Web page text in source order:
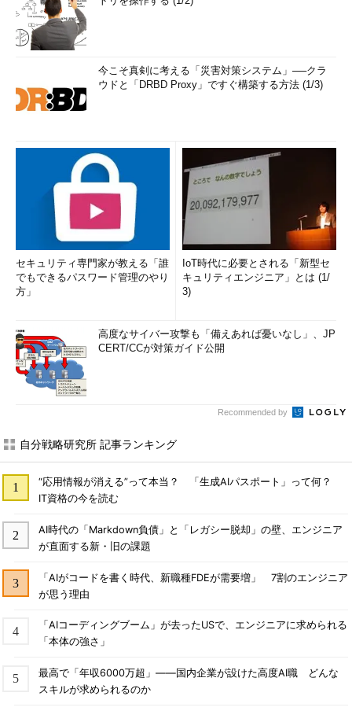
今こそ真剣に考える「災害対策システム」──クラ
ウドと「DRBD Proxy」ですぐ構築する方法 (1/3)
セキュリティ専門家が教える「誰
でもできるパスワード管理のやり
方」
IoT時代に必要とされる「新型セ
キュリティエンジニア」とは (1/
3)
高度なサイバー攻撃も「備えあれば憂いなし」、JP
CERT/CCが対策ガイド公開
Recommended by
自分戦略研究所 記事ランキング
“応用情報が消える”って本当？ 「生成AIパスポート」って何？
IT資格の今を読む
AI時代の「Markdown負債」と「レガシー脱却」の壁、エンジニア
が直面する新・旧の課題
「AIがコードを書く時代、新職種FDEが需要増」 7割のエンジニア
が思う理由
「AIコーディングブーム」が去ったUSで、エンジニアに求められる
「本体の強さ」
最高で「年収6000万超」――国内企業が設けた高度AI職 どんな
スキルが求められるのか